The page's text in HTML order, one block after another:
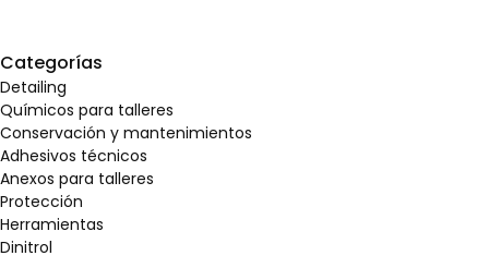
Categorías
Detailing
Químicos para talleres
Conservación y mantenimientos
Adhesivos técnicos
Anexos para talleres
Protección
Herramientas
Dinitrol